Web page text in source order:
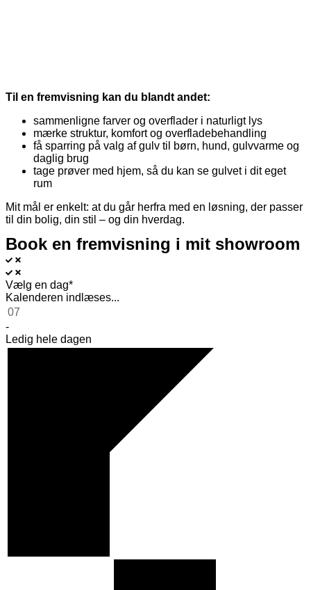
Til en fremvisning kan du blandt andet:
sammenligne farver og overflader i naturligt lys
mærke struktur, komfort og overfladebehandling
få sparring på valg af gulv til børn, hund, gulvvarme og
daglig brug
tage prøver med hjem, så du kan se gulvet i dit eget
rum
Mit mål er enkelt: at du går herfra med en løsning, der passer
til din bolig, din stil – og din hverdag.
Book en fremvisning i mit showroom
Vælg en dag*
Kalenderen indlæses...
07
-
Ledig hele dagen